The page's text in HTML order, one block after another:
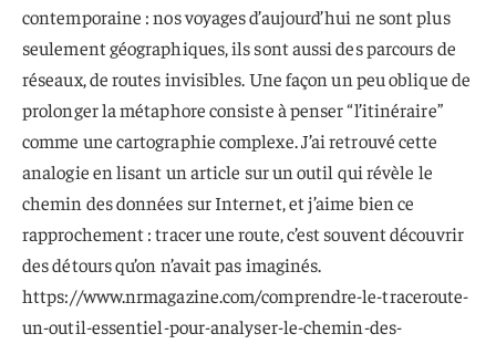
contemporaine : nos voyages d’aujourd’hui ne sont plus
seulement géographiques, ils sont aussi des parcours de
réseaux, de routes invisibles. Une façon un peu oblique de
prolonger la métaphore consiste à penser “l’itinéraire”
comme une cartographie complexe. J’ai retrouvé cette
analogie en lisant un article sur un outil qui révèle le
chemin des données sur Internet, et j’aime bien ce
rapprochement : tracer une route, c’est souvent découvrir
des détours qu’on n’avait pas imaginés.
https://www.nrmagazine.com/comprendre-le-traceroute-
un-outil-essentiel-pour-analyser-le-chemin-des-